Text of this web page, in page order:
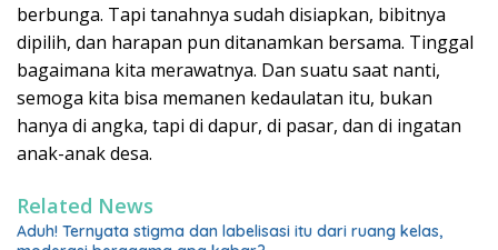
berbunga. Tapi tanahnya sudah disiapkan, bibitnya
dipilih, dan harapan pun ditanamkan bersama. Tinggal
bagaimana kita merawatnya. Dan suatu saat nanti,
semoga kita bisa memanen kedaulatan itu, bukan
hanya di angka, tapi di dapur, di pasar, dan di ingatan
anak-anak desa.
Related News
Aduh! Ternyata stigma dan labelisasi itu dari ruang kelas,